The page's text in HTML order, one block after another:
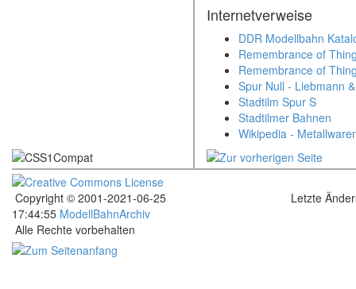
Internetverweise
DDR Modellbahn
Remembrance of
Remembrance of
Spur Null - Liebmann
Stadtilm Spur S
Stadtilmer Bahnen
Wikipedia -
Copyright © 2001-2021-06-25
17:44:55 ModellBahnArchiv
Letzte
Alle Rechte vorbehalten